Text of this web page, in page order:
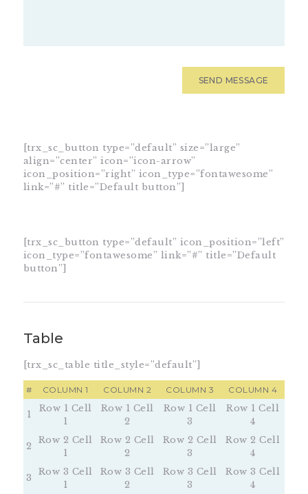
[trx_sc_button type=”default” size=”large”
align=”center” icon=”icon-arrow”
icon_position=”right” icon_type=”fontawesome”
link=”#” title=”Default button”]
[trx_sc_button type=”default” icon_position=”left”
icon_type=”fontawesome” link=”#” title=”Default
button”]
Table
[trx_sc_table title_style=”default”]
# COLUMN 1 COLUMN 2 COLUMN 3 COLUMN 4
1
Row 1 Cell
1
Row 1 Cell
2
Row 1 Cell
3
Row 1 Cell
4
2
Row 2 Cell
1
Row 2 Cell
2
Row 2 Cell
3
Row 2 Cell
4
3
Row 3 Cell
1
Row 3 Cell
2
Row 3 Cell
3
Row 3 Cell
4